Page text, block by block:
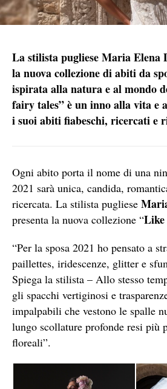
La stilista pugliese Maria Elena
la nuova collezione di abiti da
ispirata alla natura e al mondo
fairy tales” è un inno alla vita e
i suoi abiti fiabeschi, ricercati e
Ogni abito porta il nome di una
2021 sarà unica, candida,
ricercata. La stilista pugliese
presenta la nuova collezione “
“Per la sposa 2021 ho pensato a
paillettes, iridescenze, glitter e
Spiega la stilista – Allo stesso
gli spacchi vertiginosi e
impalpabili che vestono le spalle
lungo scollature profonde resi più
floreali”.